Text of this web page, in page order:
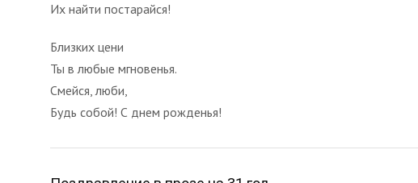
Их найти постарайся!
Близких цени
Ты в любые мгновенья.
Смейся, люби,
Будь собой! С днем рожденья!